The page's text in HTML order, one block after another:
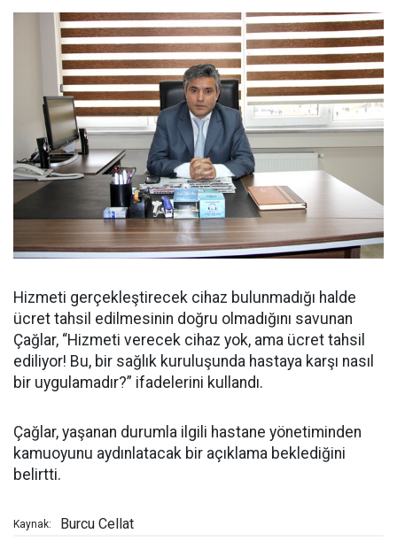
Hizmeti gerçekleştirecek cihaz bulunmadığı halde
ücret tahsil edilmesinin doğru olmadığını savunan
Çağlar, “Hizmeti verecek cihaz yok, ama ücret tahsil
ediliyor! Bu, bir sağlık kuruluşunda hastaya karşı nasıl
bir uygulamadır?” ifadelerini kullandı.
Çağlar, yaşanan durumla ilgili hastane yönetiminden
kamuoyunu aydınlatacak bir açıklama beklediğini
belirtti.
Kaynak: Burcu Cellat